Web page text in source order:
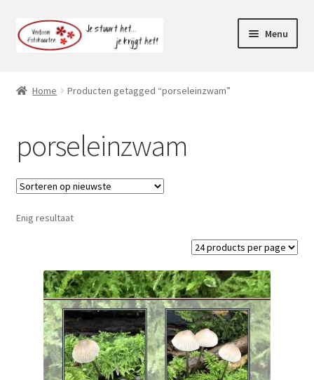
Ga
door
Ga
naar
Menu
Mijn account
Home Producten getagged “porseleinzwam”
porseleinzwam
Enig resultaat